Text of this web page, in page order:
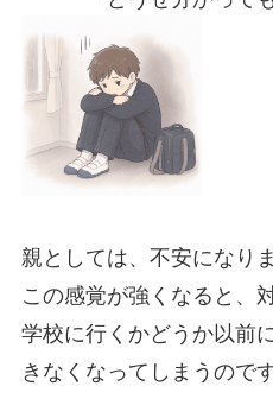
親としては、不安になり
この感覚が強くなると、
学校に行くかどうか以前
きなくなってしまうのです